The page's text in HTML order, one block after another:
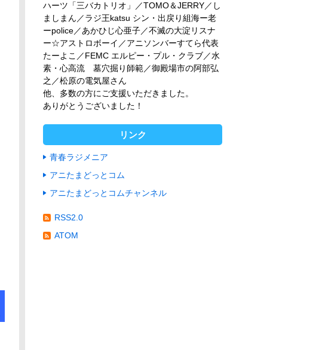
ハーツ「三バカトリオ」／TOMO＆JERRY／し
ましまん／ラジ王katsu シン・出戻り組海ー老
ーpolice／あかひじ心亜子／不滅の大淀リスナ
ー☆アストロボーイ／アニソンバーすてら代表
たーよこ／FEMC エルピー・プル・クラブ／水
素・心高流 墓穴掘り師範／御殿場市の阿部弘
之／松原の電気屋さん
他、多数の方にご支援いただきました。
ありがとうございました！
リンク
青春ラジメニア
アニたまどっとコム
アニたまどっとコムチャンネル
RSS2.0
ATOM